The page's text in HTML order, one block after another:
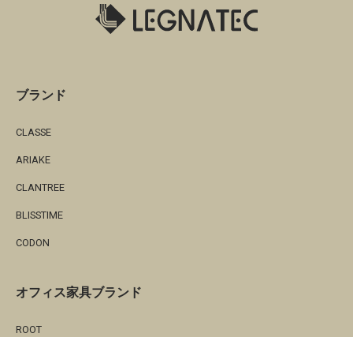
ブランド
CLASSE
ARIAKE
CLANTREE
BLISSTIME
CODON
オフィス家具ブランド
ROOT